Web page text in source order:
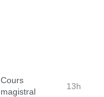
Cours
magistral
13h